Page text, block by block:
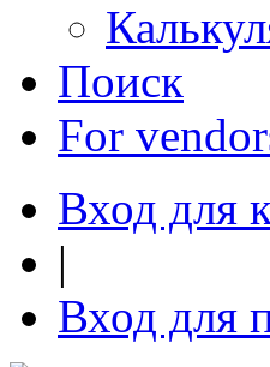
Поиск
For
Вход для
|
Вход для